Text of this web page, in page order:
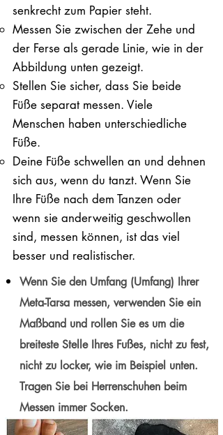
senkrecht zum Papier steht.
Messen Sie zwischen der Zehe und
der Ferse als gerade Linie, wie in der
Abbildung unten gezeigt.
Stellen Sie sicher, dass Sie beide
Füße separat messen. Viele
Menschen haben unterschiedliche
Füße.
Deine Füße schwellen an und dehnen
sich aus, wenn du tanzt. Wenn Sie
Ihre Füße nach dem Tanzen oder
wenn sie anderweitig geschwollen
sind, messen können, ist das viel
besser und realistischer.
Wenn Sie den Umfang (Umfang) Ihrer
Meta-Tarsa messen, verwenden Sie ein
Maßband und rollen Sie es um die
breiteste Stelle Ihres Fußes, nicht zu fest,
nicht zu locker, wie im Beispiel unten.
Tragen Sie bei Herrenschuhen beim
Messen immer Socken.